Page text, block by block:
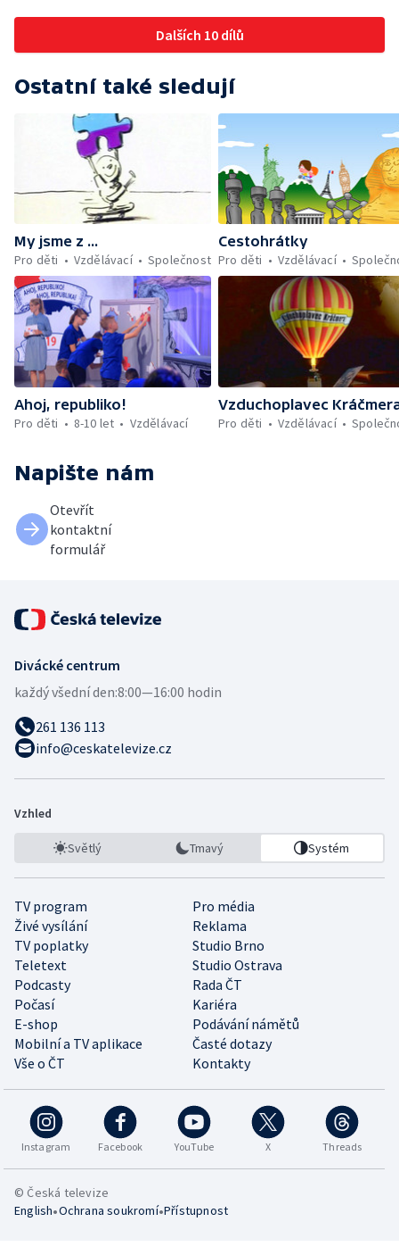
Dalších 10 dílů
Ostatní také sledují
My jsme z ...
Pro děti
Vzdělávací Společnost
Cestohrátky
Pro děti
Vzdělávací
Ahoj, republiko!
Pro děti
8-10 let Vzdělávací
Vzduchoplavec
Pro děti
Vzdělávací
Napište nám
Otevřít
kontaktní
formulář
Divácké centrum
každý všední den:8:00—16:00 hodin
261 136 113
info@ceskatelevize.cz
Vzhled
Světlý Tmavý Systém
TV program
Pro média
Živé vysílání
Reklama
TV poplatky
Studio Brno
Teletext
Studio Ostrava
Podcasty
Rada ČT
Počasí
Kariéra
E-shop
Podávání námětů
Mobilní a TV aplikace
Časté dotazy
Vše o ČT
Kontakty
Instagram Facebook YouTube X Threads
© Česká televize
English•Ochrana soukromí•Přístupnost